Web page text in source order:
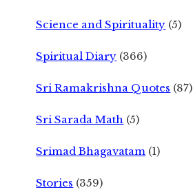
Science and Spirituality (5)
Spiritual Diary (366)
Sri Ramakrishna Quotes (87)
Sri Sarada Math (5)
Srimad Bhagavatam (1)
Stories (359)